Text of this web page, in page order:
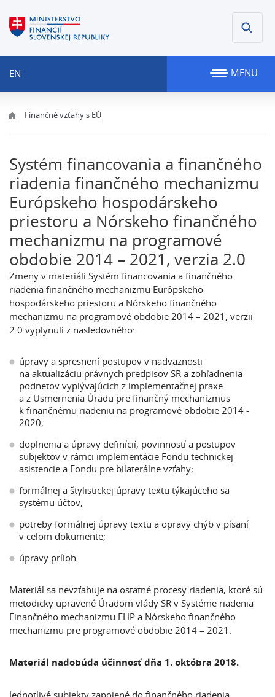
EN MENU
Finančné vzťahy s EÚ
Systém financovania a finančného
riadenia finančného mechanizmu
Európskeho hospodárskeho
priestoru a Nórskeho finančného
mechanizmu na programové
obdobie 2014 – 2021, verzia 2.0
Zmeny v materiáli Systém financovania a finančného
riadenia finančného mechanizmu Európskeho
hospodárskeho priestoru a Nórskeho finančného
mechanizmu na programové obdobie 2014 – 2021, verzii
2.0 vyplynuli z nasledovného:
úpravy a spresnení postupov v nadväznosti
na aktualizáciu právnych predpisov SR a zohľadnenia
podnetov vyplývajúcich z implementačnej praxe
a z Usmernenia Úradu pre finančný mechanizmus
k finančnému riadeniu na programové obdobie 2014 -
2020;
doplnenia a úpravy definícií, povinností a postupov
subjektov v rámci implementácie Fondu technickej
asistencie a Fondu pre bilaterálne vzťahy;
formálnej a štylistickej úpravy textu týkajúceho sa
systému účtov;
potreby formálnej úpravy textu a opravy chýb v písaní
v celom dokumente;
úpravy príloh.
Materiál sa nevzťahuje na ostatné procesy riadenia, ktoré sú
metodicky upravené Úradom vlády SR v Systéme riadenia
Finančného mechanizmu EHP a Nórskeho finančného
mechanizmu pre programové obdobie 2014 – 2021.
Materiál nadobúda účinnosť dňa 1. októbra 2018.
Jednotlivé subjekty zapojené do finančného riadenia